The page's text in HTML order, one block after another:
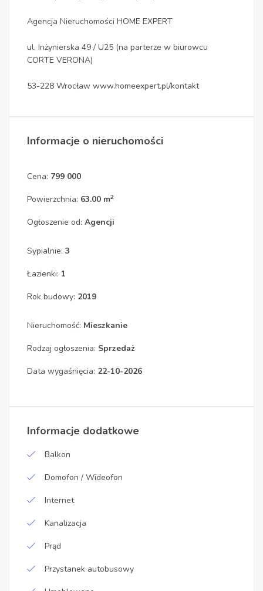
Agencja Nieruchomości HOME EXPERT
ul. Inżynierska 49 / U25 (na parterze w biurowcu
CORTE VERONA)
53-228 Wrocław www.homeexpert.pl/kontakt
Informacje o nieruchomości
Cena: 799 000
Powierzchnia: 63.00 m2
Ogłoszenie od: Agencji
Sypialnie: 3
Łazienki: 1
Rok budowy: 2019
Nieruchomość: Mieszkanie
Rodzaj ogłoszenia: Sprzedaż
Data wygaśnięcia: 22-10-2026
Informacje dodatkowe
Balkon
Domofon / Wideofon
Internet
Kanalizacja
Prąd
Przystanek autobusowy